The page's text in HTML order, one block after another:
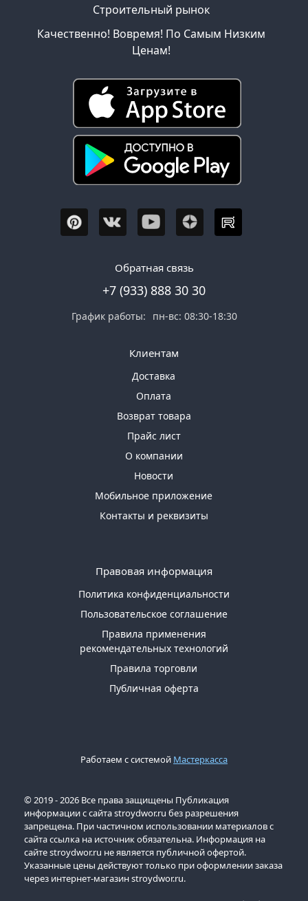
Строительный рынок
Качественно! Вовремя! По Самым Низким
Ценам!
Обратная связь
+7 (933) 888 30 30
График работы: пн-вс: 08:30-18:30
Клиентам
Доставка
Оплата
Возврат товара
Прайс лист
О компании
Новости
Мобильное приложение
Контакты и реквизиты
Правовая информация
Политика конфиденциальности
Пользовательское соглашение
Правила применения
рекомендательных технологий
Правила торговли
Публичная оферта
Работаем с системой Мастеркасса
© 2019 - 2026 Все права защищены Публикация
информации с сайта stroydwor.ru без разрешения
запрещена. При частичном использовании материалов с
сайта ссылка на источник обязательна. Информация на
сайте stroydwor.ru не является публичной офертой.
Указанные цены действуют только при оформлении заказа
через интернет-магазин stroydwor.ru.